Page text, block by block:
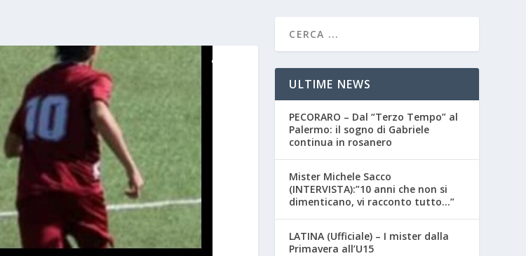
ULTIME NEWS
PECORARO – Dal “Terzo Tempo” al
Palermo: il sogno di Gabriele
continua in rosanero
Mister Michele Sacco
(INTERVISTA):”10 anni che non si
dimenticano, vi racconto tutto…”
LATINA (Ufficiale) – I mister dalla
Primavera all’U15